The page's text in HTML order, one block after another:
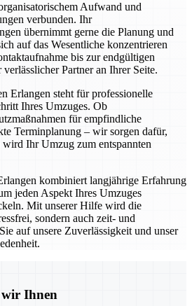
Aufwand und
verbunden. Ihr
übernimmt gerne die Planung und
auf das Wesentliche konzentrieren
bis zur endgültigen
Partner an Ihrer Seite.
Erlangen steht für professionelle
Ihres Umzuges. Ob
für empfindliche
Terminplanung – wir sorgen dafür,
Ihr Umzug zum entspannten
kombiniert langjährige Erfahrung
jeden Aspekt Ihres Umzuges
Mit unserer Hilfe wird die
sondern auch zeit- und
auf unsere Zuverlässigkeit und unser
wir Ihnen